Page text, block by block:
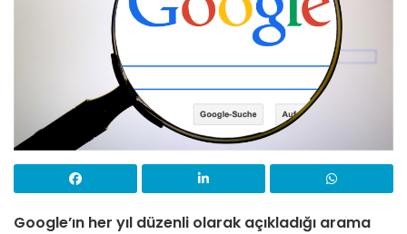
Google’ın her yıl düzenli olarak açıkladığı arama